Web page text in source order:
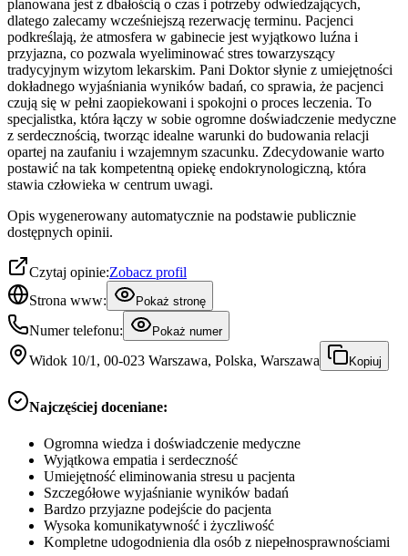
planowana jest z dbałością o czas i potrzeby odwiedzających,
dlatego zalecamy wcześniejszą rezerwację terminu. Pacjenci
podkreślają, że atmosfera w gabinecie jest wyjątkowo luźna i
przyjazna, co pozwala wyeliminować stres towarzyszący
tradycyjnym wizytom lekarskim. Pani Doktor słynie z umiejętności
dokładnego wyjaśniania wyników badań, co sprawia, że pacjenci
czują się w pełni zaopiekowani i spokojni o proces leczenia. To
specjalistka, która łączy w sobie ogromne doświadczenie medyczne
z serdecznością, tworząc idealne warunki do budowania relacji
opartej na zaufaniu i wzajemnym szacunku. Zdecydowanie warto
postawić na tak kompetentną opiekę endokrynologiczną, która
stawia człowieka w centrum uwagi.
Opis wygenerowany automatycznie na podstawie publicznie
dostępnych opinii.
Czytaj opinie:Zobacz profil
Strona www:
Pokaż stronę
Numer telefonu: Pokaż numer
Widok 10/1, 00-023 Warszawa, Polska, Warszawa Kopiuj
Najczęściej doceniane:
Ogromna wiedza i doświadczenie medyczne
Wyjątkowa empatia i serdeczność
Umiejętność eliminowania stresu u pacjenta
Szczegółowe wyjaśnianie wyników badań
Bardzo przyjazne podejście do pacjenta
Wysoka komunikatywność i życzliwość
Kompletne udogodnienia dla osób z niepełnosprawnościami